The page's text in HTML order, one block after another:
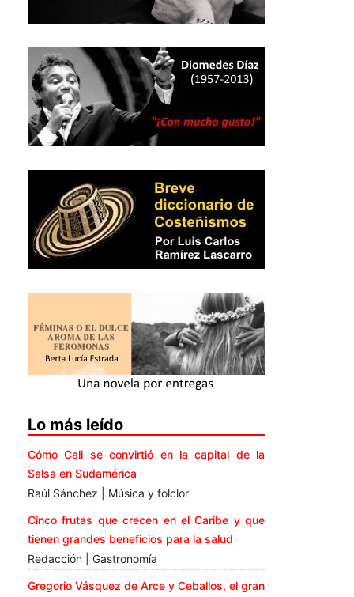
Lo más leído
Cómo Cali se convirtió en la capital de la
Salsa en Sudamérica
Raúl Sánchez | Música y folclor
Cinco frutas que crecen en el Caribe y que
tienen grandes beneficios para la salud
Redacción | Gastronomía
Gregorio Vásquez de Arce y Ceballos, el gran